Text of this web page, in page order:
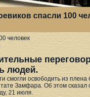
спасли 100
людей.
смогли освободить из
Замфара. Об этом
21 июля.